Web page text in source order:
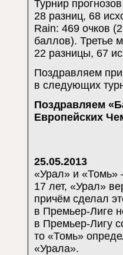
Турнир
28 разниц, 68
Rain: 469 очков
баллов). Третье
22 разницы, 67
Поздравляем
в следующих
Поздравляем
Европейских
25.05.2013
«Урал» и «Томь»
17 лет, «Урал»
причём сделал
в Премьер-Лиге
в Премьер-Лигу
то «Томь»
«Урала».